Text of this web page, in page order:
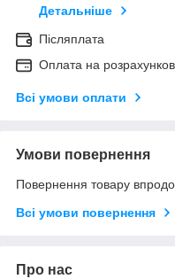
Детальніше
Післяплата
Оплата на
Всі умови оплати
Умови повернення
Повернення товару
Всі умови повернення
Про нас